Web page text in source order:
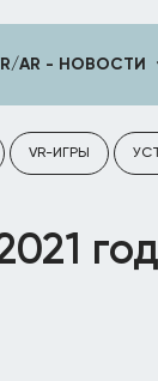
AR - НОВОСТИ
VR-ИГРЫ